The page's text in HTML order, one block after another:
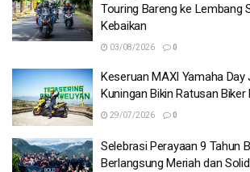
Touring Bareng ke Lembang
Kebaikan
03/08/2026 0
Keseruan MAXI Yamaha
Kuningan Bikin Ratusan Biker
29/07/2026 0
Selebrasi Perayaan 9 Tahun
Berlangsung Meriah dan